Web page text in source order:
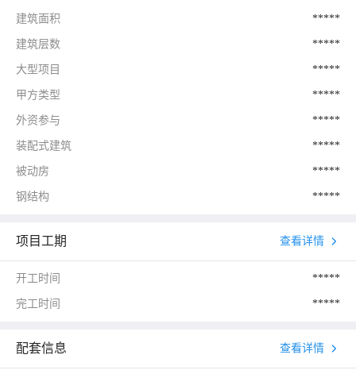
建筑面积 *****
建筑层数 *****
大型项目 *****
甲方类型 *****
外资参与 *****
装配式建筑 *****
被动房 *****
钢结构 *****
项目工期 查看详情
开工时间 *****
完工时间 *****
配套信息 查看详情